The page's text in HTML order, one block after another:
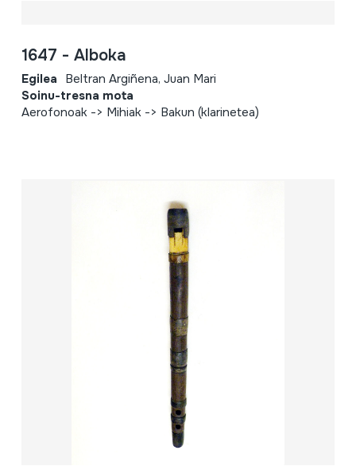
1647 - Alboka
Egilea Beltran Argiñena, Juan Mari
Soinu-tresna mota
Aerofonoak -> Mihiak -> Bakun (klarinetea)